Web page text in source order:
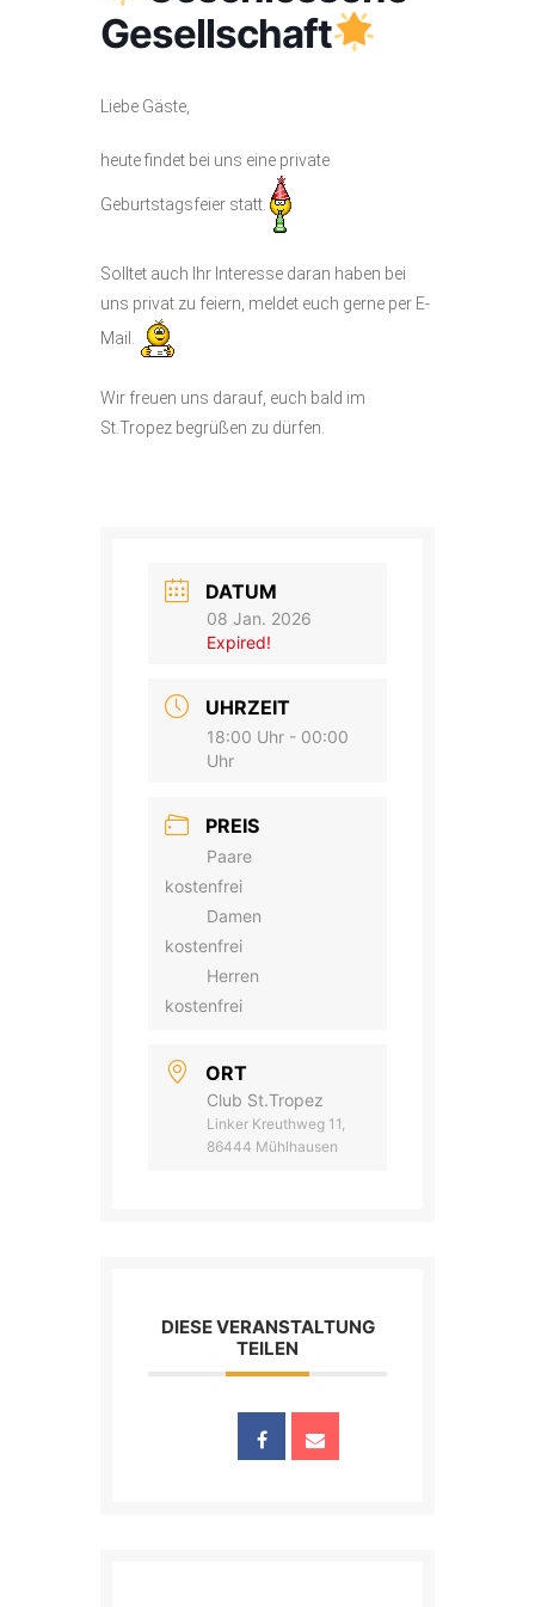
Gesellschaft
Liebe Gäste,
heute findet bei uns eine private
Geburtstagsfeier statt.
Solltet auch Ihr Interesse daran haben bei
uns privat zu feiern, meldet euch gerne per E-
Mail.
Wir freuen uns darauf, euch bald im
St.Tropez begrüßen zu dürfen.
DATUM
08 Jan. 2026
Expired!
UHRZEIT
18:00 Uhr - 00:00
Uhr
PREIS
Paare
kostenfrei
Damen
kostenfrei
Herren
kostenfrei
ORT
Club St.Tropez
Linker Kreuthweg 11,
86444 Mühlhausen
DIESE VERANSTALTUNG
TEILEN